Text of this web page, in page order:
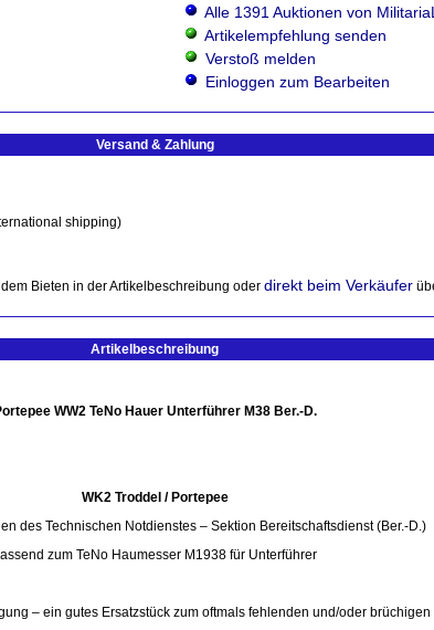
Alle 1391 Auktionen von
Artikelempfehlung senden
Verstoß melden
Einloggen zum Bearbeiten
Versand & Zahlung
shipping)
Bieten in der Artikelbeschreibung oder direkt beim Verkäufer
Artikelbeschreibung
WW2 TeNo Hauer Unterführer M38 Ber.-D.
WK2 Troddel / Portepee
des Technischen Notdienstes – Sektion Bereitschaftsdienst (Ber.-D.)
zum TeNo Haumesser M1938 für Unterführer
– ein gutes Ersatzstück zum oftmals fehlenden und/oder brüchigen